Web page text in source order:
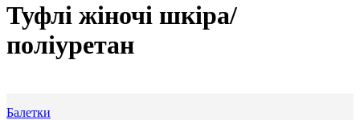
Туфлі жіночі шкіра/
поліуретан
Балетки